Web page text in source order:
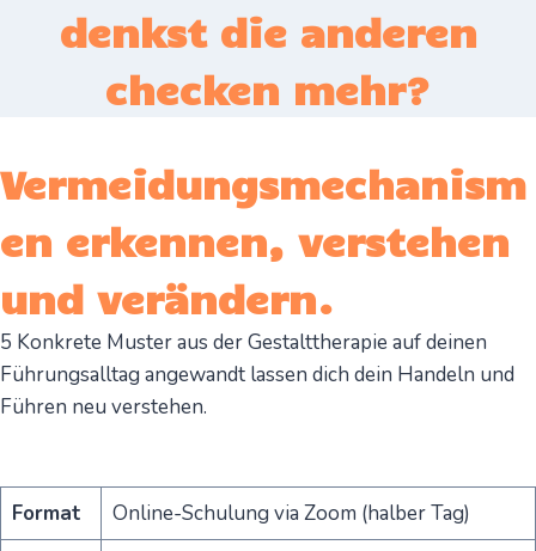
denkst die anderen
checken mehr?
Vermeidungsmechanism
en erkennen, verstehen
und verändern.
5 Konkrete Muster aus der Gestalttherapie auf deinen
Führungsalltag angewandt lassen dich dein Handeln und
Führen neu verstehen.
Format
Online-Schulung via Zoom (halber Tag)